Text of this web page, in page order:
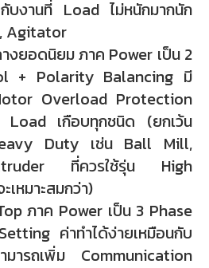
บงานที่ Load ไม่หนักมากนัก
Agitator
งยอดนิยมภาค Power เป็น 2
+ Polarity Balancing มี
Overload Protection
Load เกือบทุกชนิด (ยกเว้น
Duty เช่น Ball Mill,
ที่ควรใช้รุ่น High
เหมาะสมกว่า)
ภาค Power เป็น 3 Phase
ค่าทำได้ง่ายเหมือนกับ
มารถเพิ่ม Communication